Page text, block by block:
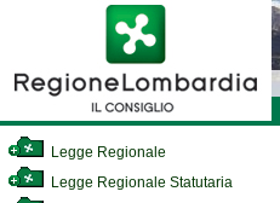
Legge Regionale
Legge Regionale Statutaria